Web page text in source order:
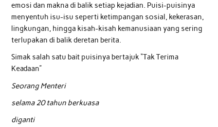
emosi dan makna di balik setiap kejadian. Puisi-puisinya
menyentuh isu-isu seperti ketimpangan sosial, kekerasan,
lingkungan, hingga kisah-kisah kemanusiaan yang sering
terlupakan di balik deretan berita.
Simak salah satu bait puisinya bertajuk “Tak Terima
Keadaan”
Seorang Menteri
selama 20 tahun berkuasa
diganti